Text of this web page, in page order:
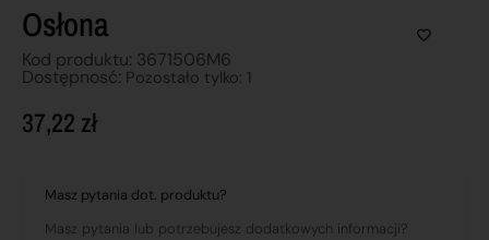
Osłona
Kod produktu: 3671506M6
Dostępnosć: Pozostało tylko: 1
37,22 zł
Masz pytania dot. produktu?
Masz pytania lub potrzebujesz dodatkowych informacji?